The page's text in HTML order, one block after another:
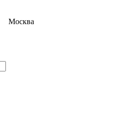
Москва